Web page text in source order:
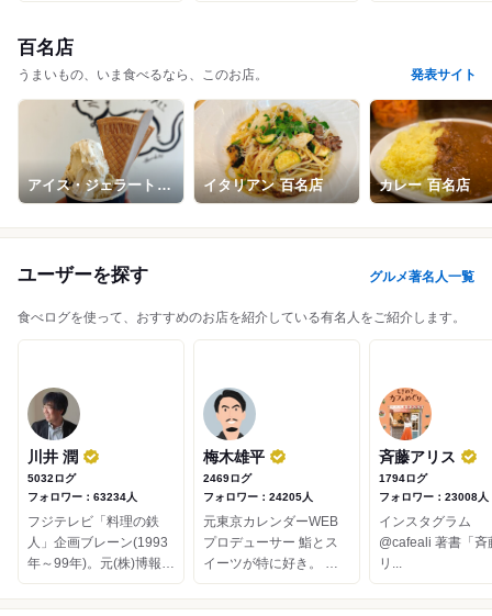
味満ん
4.25
登喜和鮨
4.38
パルコ フィエラ
イタリアン
4.42
焼鳥 ひげぼうず
焼き鳥・串焼・鳥料理
4.09
焼肉 静龍苑
4.31
すし みむろ
寿司
4.05
百名店
発表サイト
うまいもの、いま食べるなら、このお店。
アイス・ジェラート
百名店
イタリアン 百名店 カレー 百名店
ユーザーを探す グルメ著名人一覧
食べログを使って、おすすめのお店を紹介している有名人をご紹介します。
川井 潤
5032ログ
フォロワー：63234人
フジテレビ「料理の鉄
人」企画ブレーン(1993
年～99年)。元(株)博報
堂。 現在は、渋谷区
梅木雄平
2469ログ
フォロワー：24205人
元東京カレンダーWEB
プロデューサー 鮨とス
イーツが特に好き。 ワ
インが飲めないがヘネシ
斉藤アリス
1794ログ
フォロワー：23008人
インスタグラム
@cafeali 著書「斉藤ア
リ...